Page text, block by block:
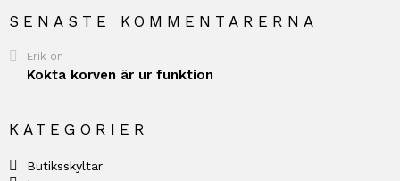
SENASTE KOMMENTARERNA
Erik on
Kokta korven är ur funktion
KATEGORIER
Butiksskyltar